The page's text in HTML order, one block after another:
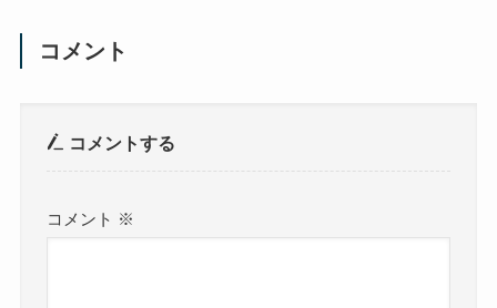
コメント
コメントする
コメント ※